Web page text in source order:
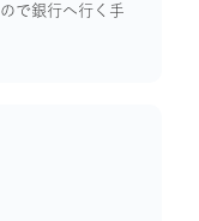
で銀行へ行く手